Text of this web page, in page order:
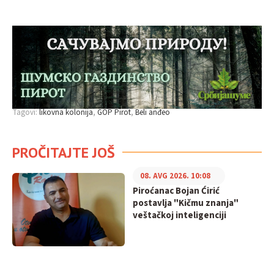
Tagovi:likovna kolonija GOP Pirot Beli anđeo
PROČITAJTE JOŠ
Piroćanac Bojan Ćirić
postavlja "Kičmu znanja"
veštačkoj inteligenciji
08. AVG 2026. 10:08